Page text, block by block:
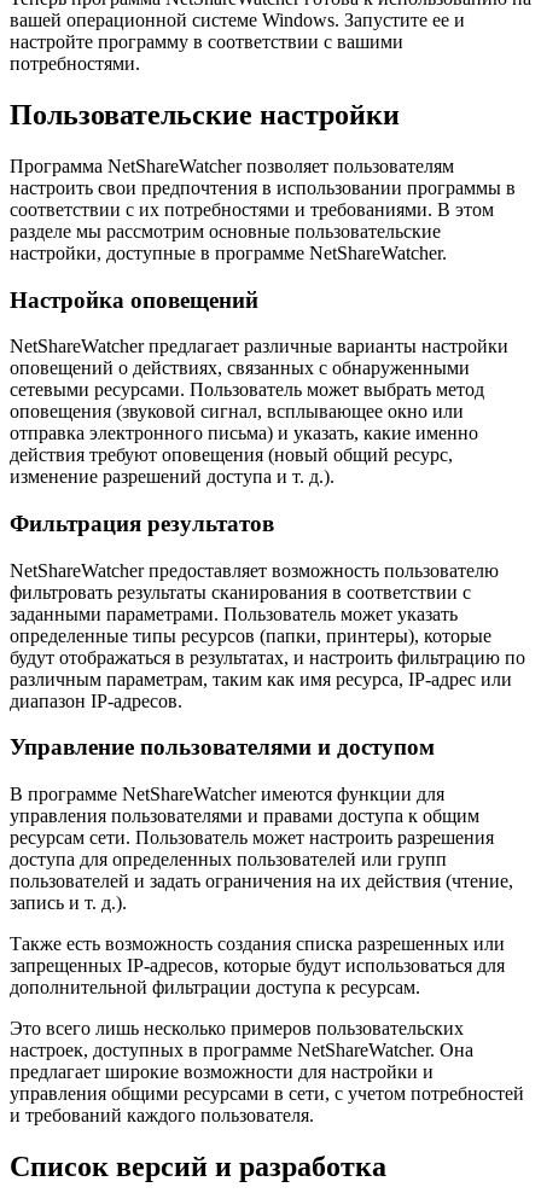
вашей операционной системе Windows. Запустите ее и
настройте программу в соответствии с вашими
потребностями.
Пользовательские настройки
Программа NetShareWatcher позволяет пользователям
настроить свои предпочтения в использовании программы в
соответствии с их потребностями и требованиями. В этом
разделе мы рассмотрим основные пользовательские
настройки, доступные в программе NetShareWatcher.
Настройка оповещений
NetShareWatcher предлагает различные варианты настройки
оповещений о действиях, связанных с обнаруженными
сетевыми ресурсами. Пользователь может выбрать метод
оповещения (звуковой сигнал, всплывающее окно или
отправка электронного письма) и указать, какие именно
действия требуют оповещения (новый общий ресурс,
изменение разрешений доступа и т. д.).
Фильтрация результатов
NetShareWatcher предоставляет возможность пользователю
фильтровать результаты сканирования в соответствии с
заданными параметрами. Пользователь может указать
определенные типы ресурсов (папки, принтеры), которые
будут отображаться в результатах, и настроить фильтрацию по
различным параметрам, таким как имя ресурса, IP-адрес или
диапазон IP-адресов.
Управление пользователями и доступом
В программе NetShareWatcher имеются функции для
управления пользователями и правами доступа к общим
ресурсам сети. Пользователь может настроить разрешения
доступа для определенных пользователей или групп
пользователей и задать ограничения на их действия (чтение,
запись и т. д.).
Также есть возможность создания списка разрешенных или
запрещенных IP-адресов, которые будут использоваться для
дополнительной фильтрации доступа к ресурсам.
Это всего лишь несколько примеров пользовательских
настроек, доступных в программе NetShareWatcher. Она
предлагает широкие возможности для настройки и
управления общими ресурсами в сети, с учетом потребностей
и требований каждого пользователя.
Список версий и разработка